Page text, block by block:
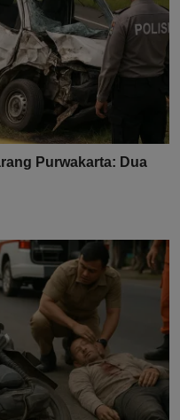
Purwakarta: Dua